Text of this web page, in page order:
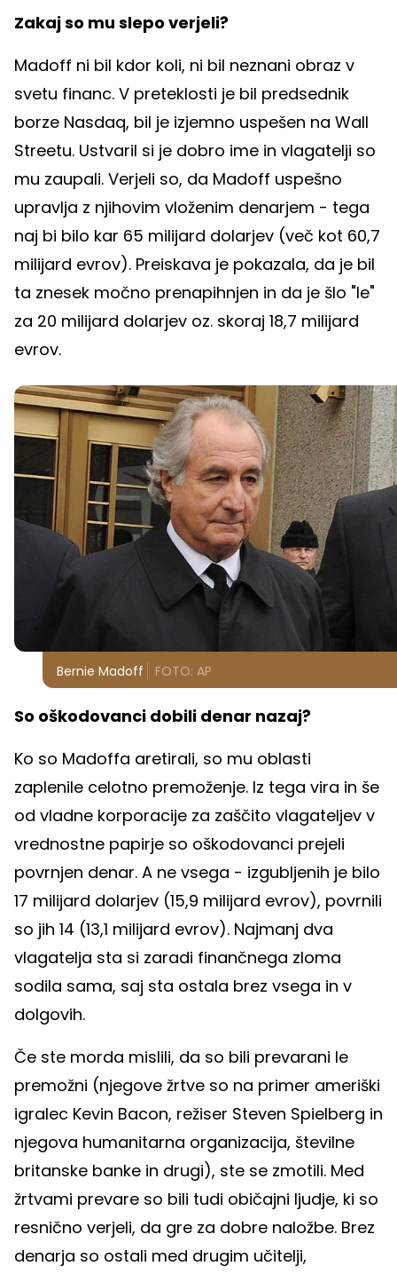
Zakaj so mu slepo verjeli?
Madoff ni bil kdor koli, ni bil neznani obraz v
svetu financ. V preteklosti je bil predsednik
borze Nasdaq, bil je izjemno uspešen na Wall
Streetu. Ustvaril si je dobro ime in vlagatelji so
mu zaupali. Verjeli so, da Madoff uspešno
upravlja z njihovim vloženim denarjem - tega
naj bi bilo kar 65 milijard dolarjev (več kot 60,7
milijard evrov). Preiskava je pokazala, da je bil
ta znesek močno prenapihnjen in da je šlo "le"
za 20 milijard dolarjev oz. skoraj 18,7 milijard
evrov.
Bernie Madoff FOTO: AP
So oškodovanci dobili denar nazaj?
Ko so Madoffa aretirali, so mu oblasti
zaplenile celotno premoženje. Iz tega vira in še
od vladne korporacije za zaščito vlagateljev v
vrednostne papirje so oškodovanci prejeli
povrnjen denar. A ne vsega - izgubljenih je bilo
17 milijard dolarjev (15,9 milijard evrov), povrnili
so jih 14 (13,1 milijard evrov). Najmanj dva
vlagatelja sta si zaradi finančnega zloma
sodila sama, saj sta ostala brez vsega in v
dolgovih.
Če ste morda mislili, da so bili prevarani le
premožni (njegove žrtve so na primer ameriški
igralec Kevin Bacon, režiser Steven Spielberg in
njegova humanitarna organizacija, številne
britanske banke in drugi), ste se zmotili. Med
žrtvami prevare so bili tudi običajni ljudje, ki so
resnično verjeli, da gre za dobre naložbe. Brez
denarja so ostali med drugim učitelji,